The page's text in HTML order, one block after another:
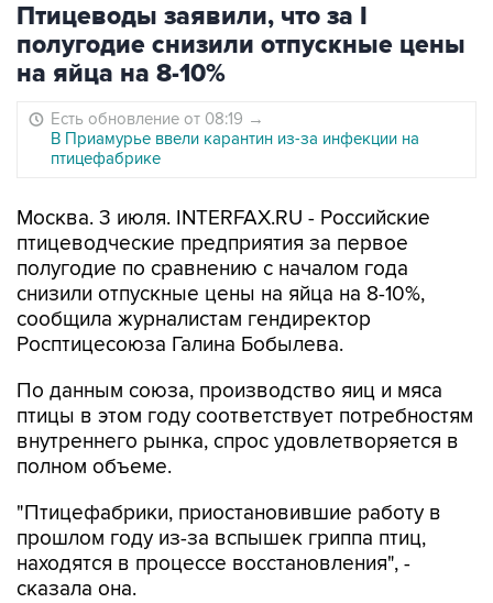
Птицеводы заявили, что за I
полугодие снизили отпускные цены
на яйца на 8-10%
Есть обновление от 08:19 →
В Приамурье ввели карантин из-за инфекции на
птицефабрике
Москва. 3 июля. INTERFAX.RU - Российские
птицеводческие предприятия за первое
полугодие по сравнению с началом года
снизили отпускные цены на яйца на 8-10%,
сообщила журналистам гендиректор
Росптицесоюза Галина Бобылева.
По данным союза, производство яиц и мяса
птицы в этом году соответствует потребностям
внутреннего рынка, спрос удовлетворяется в
полном объеме.
"Птицефабрики, приостановившие работу в
прошлом году из-за вспышек гриппа птиц,
находятся в процессе восстановления", -
сказала она.